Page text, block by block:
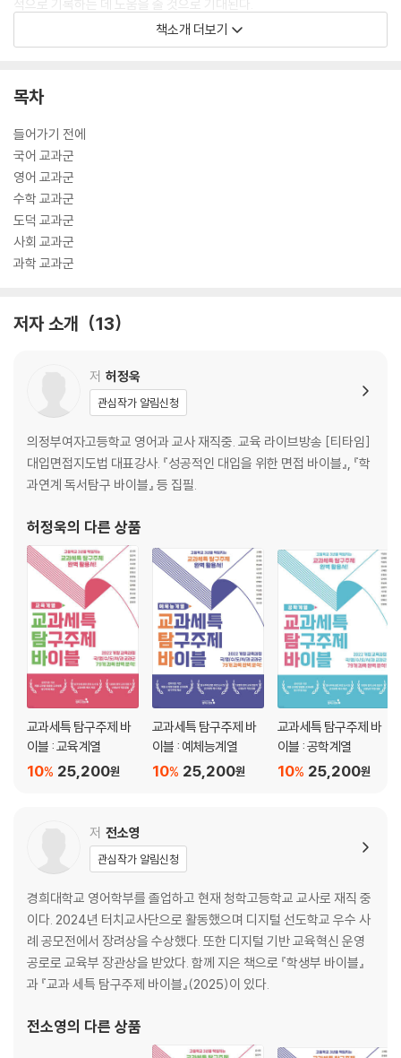
적으로 기록하는 데 도움을 줄 것으로 기대된다.
이번 개정판은 학생과 교사 모두에게 유용한 자료로 활용될 전망이다. 학
사들은 학생별 맞춤 탐구주제를 지도하는 데 활용할 수 있다. 학생부종합
등학교 3년간의 탐구 활동을 효과적으로 지원할 것으로 보인다.
책소개 더보기
목차
들어가기 전에
국어 교과군
영어 교과군
수학 교과군
도덕 교과군
사회 교과군
과학 교과군
저자 소개 13
저 허정욱
관심작가 알림신청
의정부여자고등학교 영어과 교사 재직중. 교육 라이브방송 [티타임]
대입면접지도법 대표강사. 『성공적인 대입을 위한 면접 바이블』, 『학
과연계 독서탐구 바이블』 등 집필.
허정욱의 다른 상품
교과세특 탐구주제 바
이블 : 교육계열
25,200원
10%
교과세특 탐구주제 바
이블 : 예체능계열
25,200원
10%
교과세특 탐구주제 바
이블 : 공학계열
25,200원
10%
저 전소영
관심작가 알림신청
경희대학교 영어학부를 졸업하고 현재 청학고등학교 교사로 재직 중
이다. 2024년 터치교사단으로 활동했으며 디지털 선도학교 우수 사
례 공모전에서 장려상을 수상했다. 또한 디지털 기반 교육혁신 운영
공로로 교육부 장관상을 받았다. 함께 지은 책으로 『학생부 바이블』
과 『교과 세특 탐구주제 바이블』(2025)이 있다.
전소영의 다른 상품